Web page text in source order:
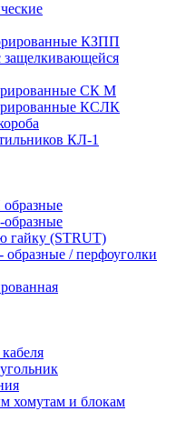
КЗПП
СК М
КСЛК
КЛ-1
гайку (STRUT)
/ перфоуголки
хомутам и блокам